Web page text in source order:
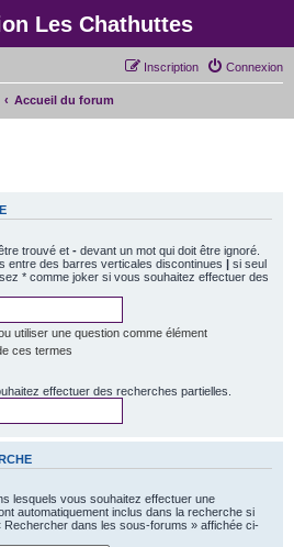
Les Chathuttes
Connexion
Inscription
Accueil du forum
trouvé et - devant un mot qui doit être ignoré.
entre des barres verticales discontinues | si seul
* comme joker si vous souhaitez effectuer des
utiliser une question comme élément
ces termes
effectuer des recherches partielles.
lesquels vous souhaitez effectuer une
automatiquement inclus dans la recherche si
Rechercher dans les sous-forums » affichée ci-